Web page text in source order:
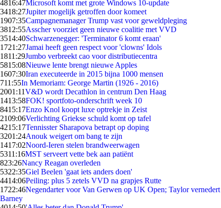
4816:47Microsoft komt met grote Windows 10-update
3418:27Jupiter mogelijk getroffen door komeet
1907:35Campagnemanager Trump vast voor geweldpleging
3812:55Asscher voorziet geen nieuwe coalitie met VVD
3514:40Schwarzenegger: 'Terminator 6 komt eraan'
1721:27Jamai heeft geen respect voor 'clowns' Idols
1811:29Jumbo verbreekt cao voor distributiecentra
5815:08Nieuwe lente brengt nieuwe Apples
1607:30Iran executeerde in 2015 bijna 1000 mensen
711:55In Memoriam: George Martin (1926 - 2016)
2001:11V&D wordt Decathlon in centrum Den Haag
1413:58FOK! sportfoto-onderschrift week 10
8415:17Enzo Knol koopt luxe optrekje in Zeist
2109:06Verlichting Griekse schuld komt op tafel
4215:17Tennisster Sharapova betrapt op doping
3201:24Anouk weigert om bang te zijn
1417:02Noord-Ieren stelen brandweerwagen
5311:16MST serveert vette bek aan patiënt
823:26Nancy Reagan overleden
5322:35Giel Beelen 'gaat iets anders doen'
4414:06Peiling: plus 5 zetels VVD na grapjes Rutte
1722:46Negendarter voor Van Gerwen op UK Open; Taylor vernedert
Barney